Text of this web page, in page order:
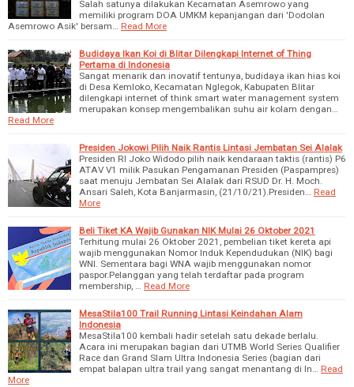
Salah satunya dilakukan Kecamatan Asemrowo yang
memiliki program DOA UMKM kepanjangan dari 'Dodolan
Asemrowo Asik' bersam…
Read More
Budidaya Ikan Koi di Blitar Dilengkapi Internet of Thing
Pertama di Indonesia
Sangat menarik dan inovatif tentunya, budidaya ikan hias koi
di Desa Kemloko, Kecamatan Nglegok, Kabupaten Blitar
dilengkapi internet of think smart water management system
merupakan konsep mengembalikan suhu air kolam dengan…
Read More
Presiden Jokowi Pilih Naik Rantis Lintasi Jembatan Sei Alalak
Presiden RI Joko Widodo pilih naik kendaraan taktis (rantis) P6
ATAV V1 milik Pasukan Pengamanan Presiden (Paspampres)
saat menuju Jembatan Sei Alalak dari RSUD Dr. H. Moch.
Ansari Saleh, Kota Banjarmasin, (21/10/21).Presiden…
Read
More
Beli Tiket KA Wajib Gunakan NIK Mulai 26 Oktober 2021
Terhitung mulai 26 Oktober 2021, pembelian tiket kereta api
wajib menggunakan Nomor Induk Kependudukan (NIK) bagi
WNI. Sementara bagi WNA wajib menggunakan nomor
paspor.Pelanggan yang telah terdaftar pada program
membership, …
Read More
MesaStila100 Trail Running Lintasi Keindahan Alam
Indonesia
MesaStila100 kembali hadir setelah satu dekade berlalu.
Acara ini merupakan bagian dari UTMB World Series Qualifier
Race dan Grand Slam Ultra Indonesia Series (bagian dari
empat balapan ultra trail yang sangat menantang di In…
Read
More